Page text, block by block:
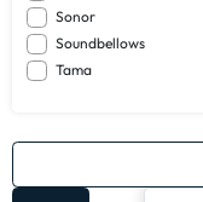
Sonor
Soundbellows
Tama